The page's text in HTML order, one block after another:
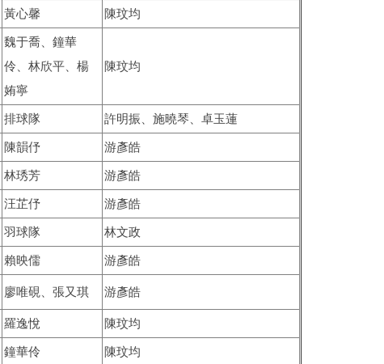
黃心馨 陳玟均
魏于喬、鐘華
伶、林欣平、楊
姷寧
陳玟均
排球隊 許明振、施曉琴、卓玉蓮
陳韻伃 游彥皓
林琇芳 游彥皓
汪芷伃 游彥皓
羽球隊 林文政
賴映儒 游彥皓
廖唯硯、張又琪 游彥皓
羅逸悅 陳玟均
鐘華伶 陳玟均